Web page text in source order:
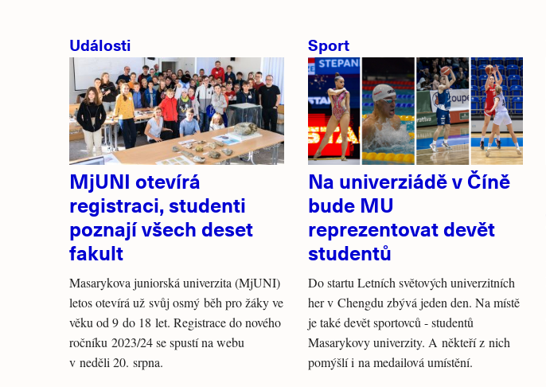
Události
MjUNI otevírá
registraci, studenti
poznají všech deset
fakult
Masarykova juniorská univerzita (MjUNI)
letos otevírá už svůj osmý běh pro žáky ve
věku od 9 do 18 let. Registrace do nového
ročníku 2023/24 se spustí na webu
v neděli 20. srpna.
Sport
Na univerziádě v Číně
bude MU
reprezentovat devět
studentů
Do startu Letních světových univerzitních
her v Chengdu zbývá jeden den. Na místě
je také devět sportovců - studentů
Masarykovy univerzity. A někteří z nich
pomýšlí i na medailová umístění.